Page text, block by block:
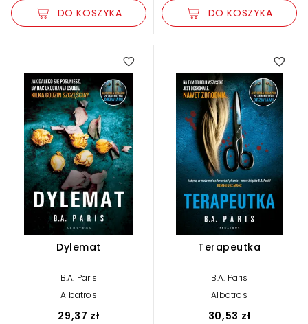
DO KOSZYKA DO KOSZYKA
Dylemat
B.A. Paris
Albatros
29,37 zł
4.00
Terapeutka
B.A. Paris
Albatros
30,53 zł